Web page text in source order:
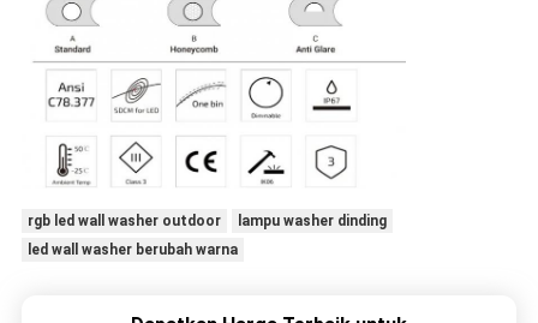
rgb led wall washer outdoor
lampu washer dinding
led wall washer berubah warna